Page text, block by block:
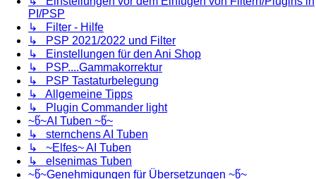
PI/PSP
↳ Filter - Hilfe
↳ PSP 2021/2022 und Filter
↳ Einstellungen für den Ani Shop
↳ PSP....Gammakorrektur
↳ PSP Tastaturbelegung
↳ Allgemeine Tipps
↳ Plugin Commander light
~წ~AI Tuben ~წ~
↳ sternchens AI Tuben
↳ ~Elfes~ AI Tuben
↳ elsenimas Tuben
~წ~Genehmigungen für Übersetzungen ~წ~